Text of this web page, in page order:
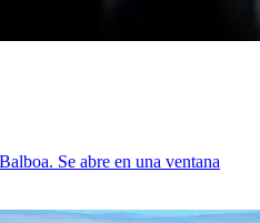
Se abre en una ventana